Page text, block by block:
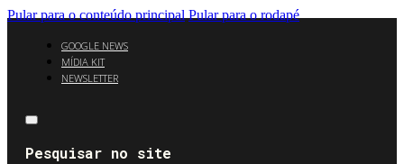
Pular para o conteúdo principal Pular para o rodapé
GOOGLE NEWS
MÍDIA KIT
NEWSLETTER
Pesquisar no site